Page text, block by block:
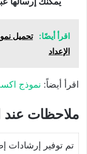
اقرأ أيضًا:
الإعداد
اقرأ أيضاً: نموذج
ملاحظات عند